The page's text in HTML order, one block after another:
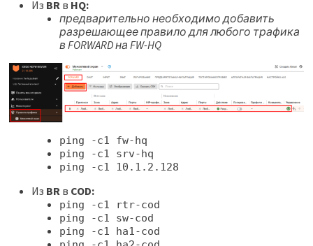
Из BR в HQ:
предварительно необходимо добавить
разрешающее правило для любого трафика
в FORWARD на FW-HQ
ping -c1 fw-hq
ping -c1 srv-hq
ping -c1 10.1.2.128
Из BR в COD:
ping -c1 rtr-cod
ping -c1 sw-cod
ping -c1 ha1-cod